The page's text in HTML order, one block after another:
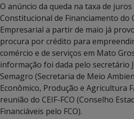
O anúncio da queda na taxa de juros
Constitucional de Financiamento do
Empresarial a partir de maio já
procura por crédito para
comércio e de serviços em Mato
informação foi dada pelo secretário
Semagro (Secretaria de Meio
Econômico, Produção e Agricultura
reunião do CEIF-FCO (Conselho
Financiáveis pelo FCO).